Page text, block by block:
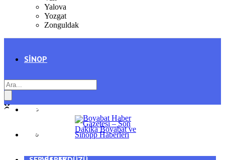
Yalova
Yozgat
Zonguldak
SINOP
AYANCIK
GENEL
SPOR